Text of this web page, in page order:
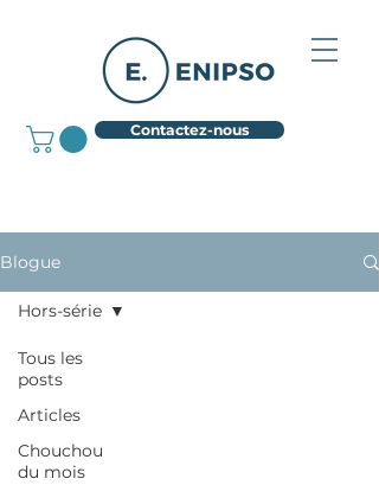
Contactez-nous
Blogue
Tous les
posts
Articles
Chouchou
du mois
Hors-série